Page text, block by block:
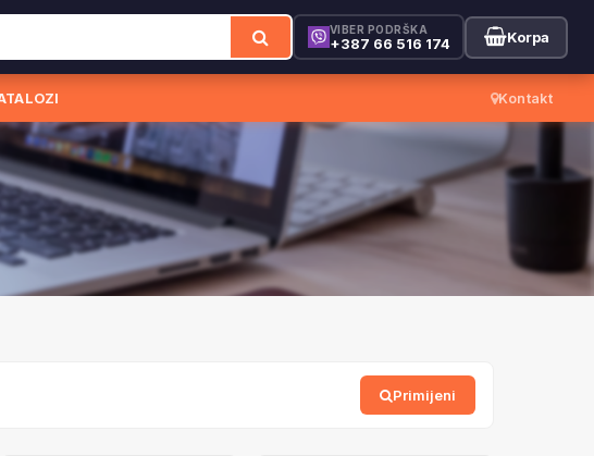
VIBER PODRŠKA
+387 66 516 174 Korpa
Kontakt
Primijeni